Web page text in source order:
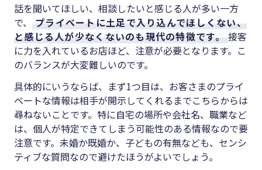
話を聞いてほしい、相談したいと感じる人が多い一方
で、
プライベートに土足で入り込んでほしくない、
と感じる人が少なくないのも現代の特徴です。 接客
に力を入れているお店ほど、注意が必要となります。こ
のバランスが大変難しいのです。
具体的にいうならば、まず1つ目は、お客さまのプライ
ベートな情報は相手が開示してくれるまでこちらからは
尋ねないことです。特に自宅の場所や会社名、職業など
は、個人が特定できてしまう可能性のある情報なので要
注意です。未婚か既婚か、子どもの有無なども、センシ
ティブな質問なので避けたほうがよいでしょう。